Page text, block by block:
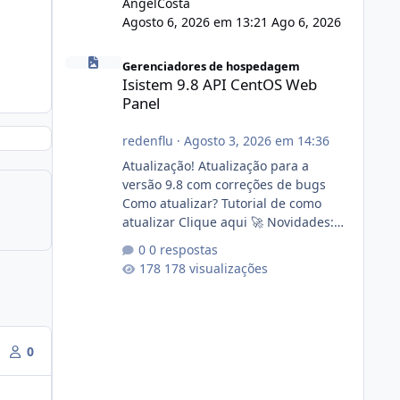
0
Agosto 6, 2026 em 13:21 Ago 6, 2026
Isistem 9.8 API CentOS Web Panel
Gerenciadores de hospedagem
Isistem 9.8 API CentOS Web
Panel
redenflu · Agosto 3, 2026 em 14:36
Atualização! Atualização para a
versão 9.8 com correções de bugs
Como atualizar? Tutorial de como
atualizar Clique aqui 🚀 Novidades:
publico para consulta de sub.dominio
autorizado a usasr o isistem:
0 respostas
178 visualizações